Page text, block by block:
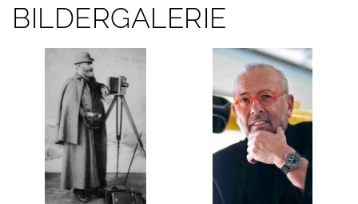
BILDERGALERIE